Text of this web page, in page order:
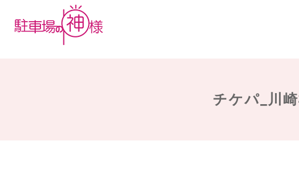
チケパ_川